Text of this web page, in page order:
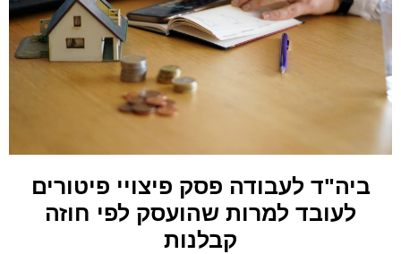
ביה"ד לעבודה פסק פיצויי פיטורים
לעובד למרות שהועסק לפי חוזה
קבלנות